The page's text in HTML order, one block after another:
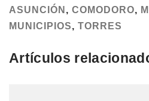
ASUNCIÓN , COMODORO,
MUNICIPIOS, TORRES
Artículos